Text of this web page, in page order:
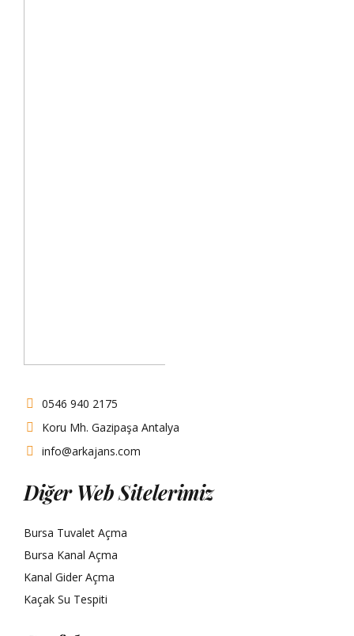
0546 940 2175
Koru Mh. Gazipaşa Antalya
info@arkajans.com
Diğer Web Sitelerimiz
Bursa Tuvalet Açma
Bursa Kanal Açma
Kanal Gider Açma
Kaçak Su Tespiti